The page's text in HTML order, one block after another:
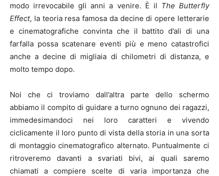
modo irrevocabile gli anni a venire. È il The Butterfly
Effect, la teoria resa famosa da decine di opere letterarie
e cinematografiche convinta che il battito d’ali di una
farfalla possa scatenare eventi più e meno catastrofici
anche a decine di migliaia di chilometri di distanza, e
molto tempo dopo.
Noi che ci troviamo dall’altra parte dello schermo
abbiamo il compito di guidare a turno ognuno dei ragazzi,
immedesimandoci nei loro caratteri e vivendo
ciclicamente il loro punto di vista della storia in una sorta
di montaggio cinematografico alternato. Puntualmente ci
ritroveremo davanti a svariati bivi, ai quali saremo
chiamati a compiere scelte di varia importanza che